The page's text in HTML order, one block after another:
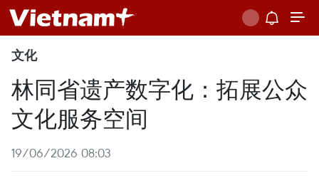
文化
林同省遗产数字化：拓展公众
文化服务空间
19/06/2026 08:03